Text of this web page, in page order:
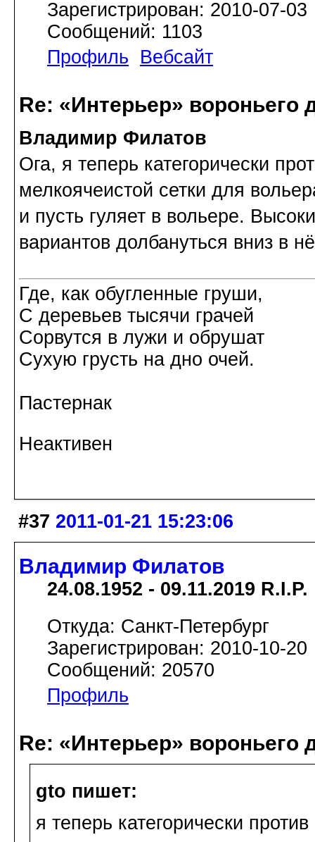
Зарегистрирован: 2010-07-03
Сообщений: 1103
Профиль
Вебсайт
Re: «Интерьер» вороньего
Владимир Филатов
Ога, я теперь категорически
мелкоячеистой сетки для
и пусть гуляет в вольере.
вариантов долбануться вниз в
Где, как обугленные груши,
С деревьев тысячи грачей
Сорвутся в лужи и обрушат
Сухую грусть на дно очей.
Пастернак
Неактивен
#37 2011-01-21 15:23:06
Владимир Филатов
24.08.1952 - 09.11.2019 R.I.P.
Откуда: Санкт-Петербург
Зарегистрирован: 2010-10-20
Сообщений: 20570
Профиль
Re: «Интерьер» вороньего
gto пишет:
я теперь категорически против